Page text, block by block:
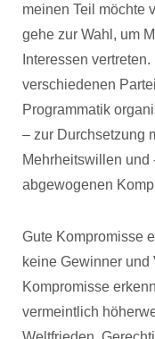
meinen Teil möchte
gehe zur Wahl, um
Interessen
verschiedenen
Programmatik
– zur Durchsetzung
Mehrheitswillen und
abgewogenen
Gute Kompromisse
keine Gewinner
Kompromisse
vermeintlich